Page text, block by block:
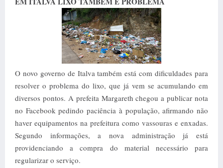
O novo governo de Italva também está com dificuldades para
resolver o problema do lixo, que já vem se acumulando em
diversos pontos. A prefeita Margareth chegou a publicar nota
no Facebook pedindo paciência à população, afirmando não
haver equipamentos na prefeitura como vassouras e enxadas.
Segundo informações, a nova administração já está
providenciando a compra do material necessário para
regularizar o serviço.